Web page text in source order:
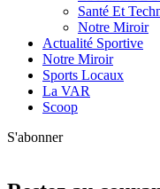
Santé Et
Notre Miroir
Actualité Sportive
Notre Miroir
Sports Locaux
La VAR
Scoop
S'abonner